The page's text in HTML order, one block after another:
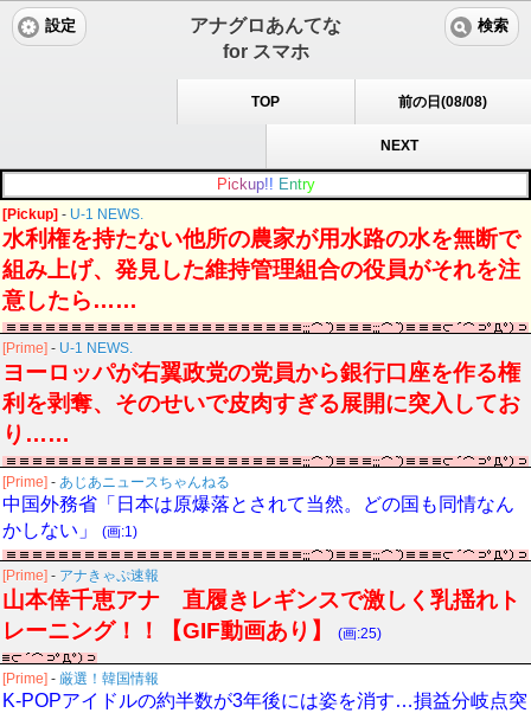
アナグロあんてな
for スマホ
設定 検索
TOP 前の日(08/08)
NEXT
Pic kup!! Entry
[Pickup] - U-1 NEWS.
水利権を持たない他所の農家が用水路の水を無断で
組み上げ、発見した維持管理組合の役員がそれを注
意したら……
[Prime] - U-1 NEWS.
ヨーロッパが右翼政党の党員から銀行口座を作る権
利を剥奪、そのせいで皮肉すぎる展開に突入してお
り……
[Prime] - あじあニュースちゃんねる
中国外務省「日本は原爆落とされて当然。どの国も同情なん
かしない」
(画:1)
[Prime] - アナきゃぷ速報
山本倖千恵アナ 直履きレギンスで激しく乳揺れト
レーニング！！【GIF動画あり】
(画:25)
[Prime] - 厳選！韓国情報
K-POPアイドルの約半数が3年後には姿を消す…損益分岐点突